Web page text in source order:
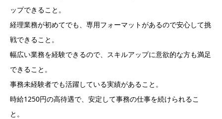
ップできること。
経理業務が初めてでも、専用フォーマットがあるので安心して挑
戦できること。
幅広い業務を経験できるので、スキルアップに意欲的な方も満足
できること。
事務未経験者でも活躍している実績があること。
時給1250円の高待遇で、安定して事務の仕事を続けられるこ
と。